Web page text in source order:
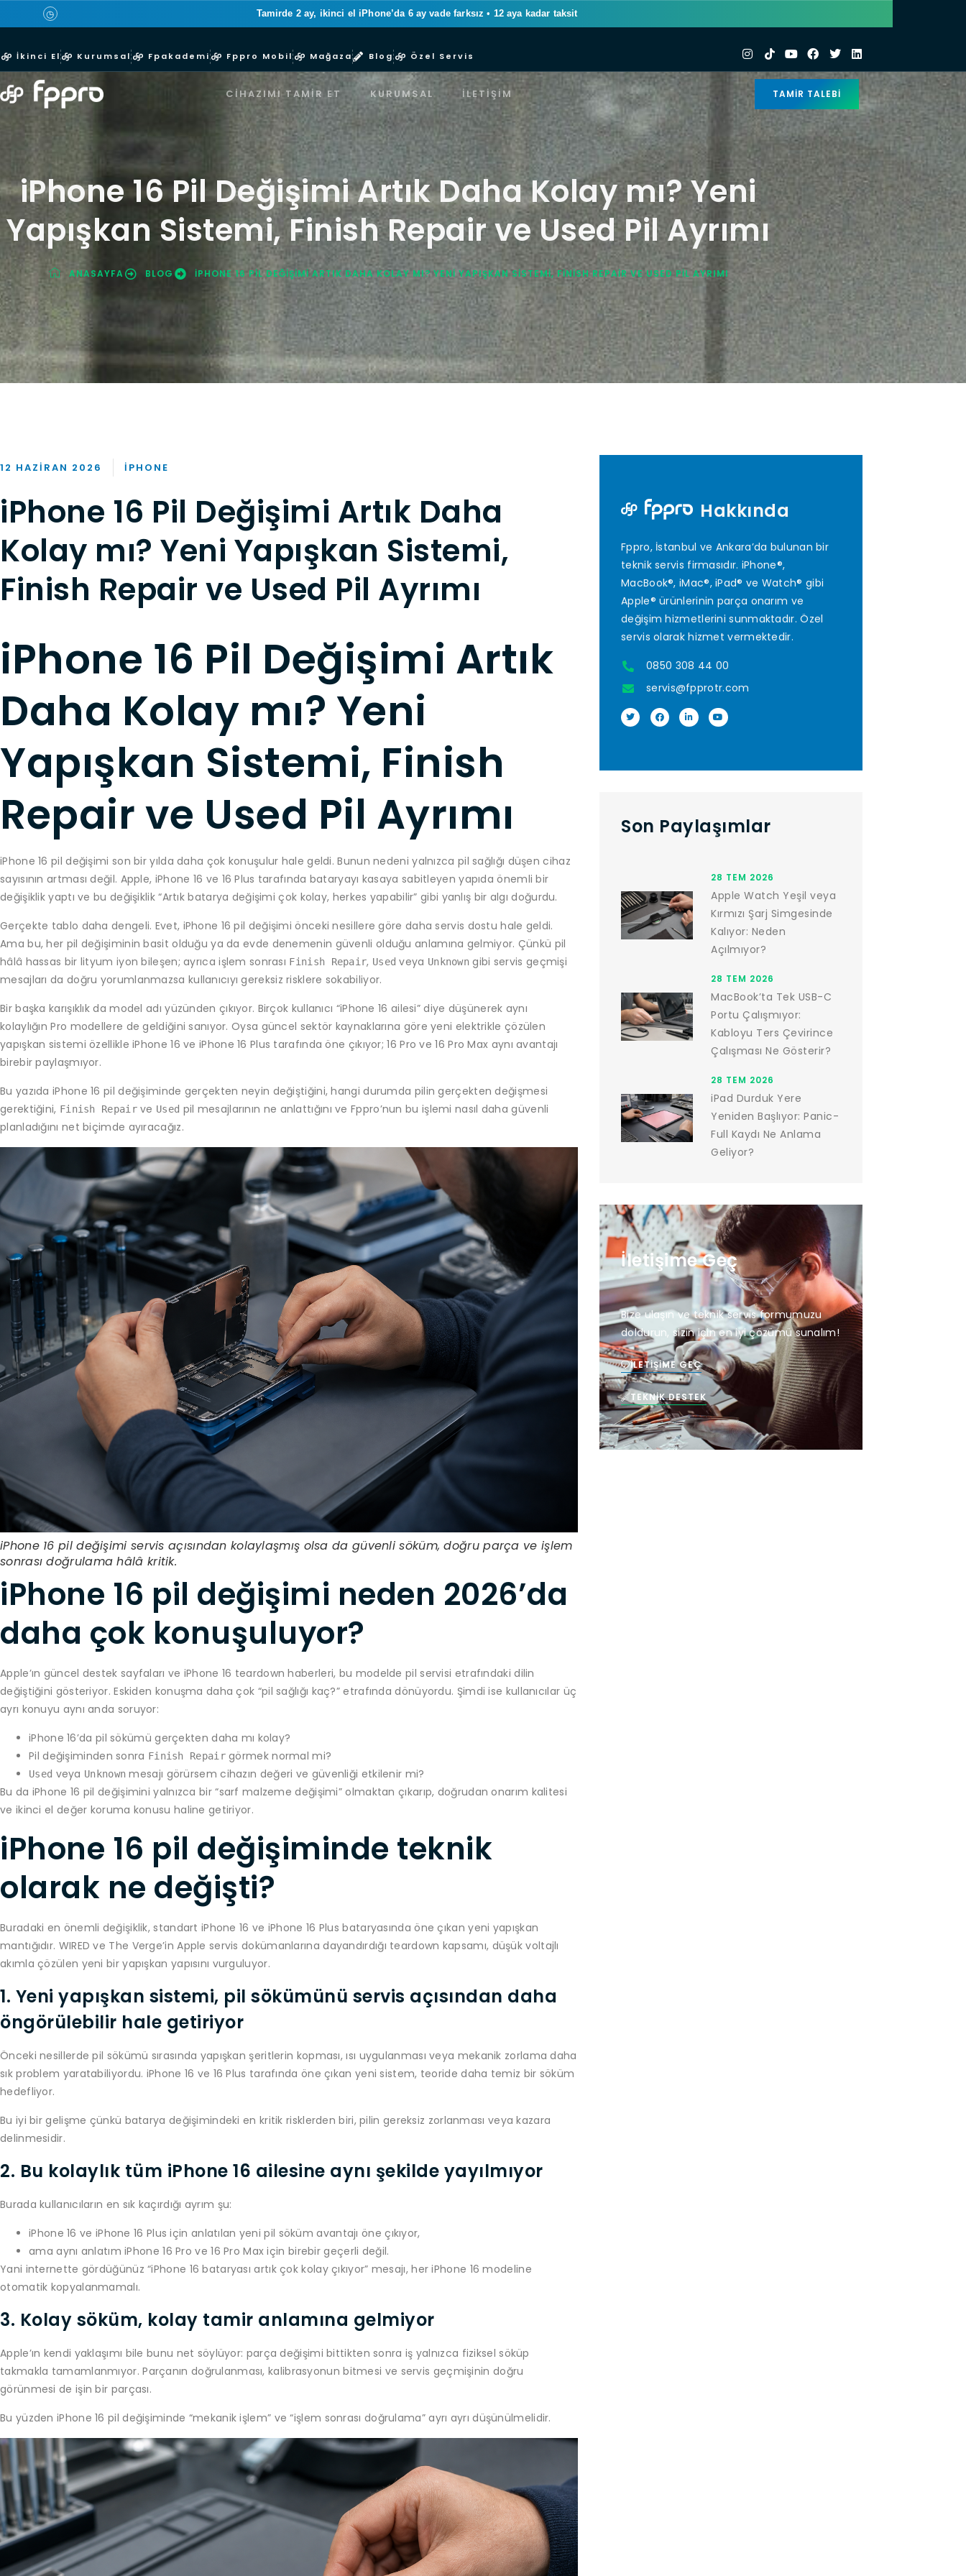
◷ Tamirde 2 ay, ikinci el iPhone’da 6 ay vade farksız • 12 aya kadar taksit
İkinci El Kurumsal Fpakademi Fppro Mobil Mağaza Blog Özel Servis
CIHAZIMI TAMIR ET KURUMSAL İLETIŞIM TAMIR TALEBI
iPhone 16 Pil Değişimi Artık Daha Kolay mı? Yeni
Yapışkan Sistemi, Finish Repair ve Used Pil Ayrımı
ANASAYFA BLOG IPHONE 16 PIL DEĞIŞIMI ARTIK DAHA KOLAY MI? YENI YAPIŞKAN SISTEMI, FINISH REPAIR VE USED PIL AYRIMI
12 HAZIRAN 2026 IPHONE
iPhone 16 Pil Değişimi Artık Daha
Kolay mı? Yeni Yapışkan Sistemi,
Finish Repair ve Used Pil Ayrımı
iPhone 16 Pil Değişimi Artık
Daha Kolay mı? Yeni
Yapışkan Sistemi, Finish
Repair ve Used Pil Ayrımı
iPhone 16 pil değişimi son bir yılda daha çok konuşulur hale geldi. Bunun nedeni yalnızca pil sağlığı düşen cihaz
sayısının artması değil. Apple, iPhone 16 ve 16 Plus tarafında bataryayı kasaya sabitleyen yapıda önemli bir
değişiklik yaptı ve bu değişiklik “Artık batarya değişimi çok kolay, herkes yapabilir” gibi yanlış bir algı doğurdu.
Gerçekte tablo daha dengeli. Evet, iPhone 16 pil değişimi önceki nesillere göre daha servis dostu hale geldi.
Ama bu, her pil değişiminin basit olduğu ya da evde denemenin güvenli olduğu anlamına gelmiyor. Çünkü pil
hâlâ hassas bir lityum iyon bileşen; ayrıca işlem sonrası Finish Repair, Used veya Unknown gibi servis geçmişi
mesajları da doğru yorumlanmazsa kullanıcıyı gereksiz risklere sokabiliyor.
Bir başka karışıklık da model adı yüzünden çıkıyor. Birçok kullanıcı “iPhone 16 ailesi” diye düşünerek aynı
kolaylığın Pro modellere de geldiğini sanıyor. Oysa güncel sektör kaynaklarına göre yeni elektrikle çözülen
yapışkan sistemi özellikle iPhone 16 ve iPhone 16 Plus tarafında öne çıkıyor; 16 Pro ve 16 Pro Max aynı avantajı
birebir paylaşmıyor.
Bu yazıda iPhone 16 pil değişiminde gerçekten neyin değiştiğini, hangi durumda pilin gerçekten değişmesi
gerektiğini, Finish Repairve Used pil mesajlarının ne anlattığını ve Fppro’nun bu işlemi nasıl daha güvenli
planladığını net biçimde ayıracağız.
iPhone 16 pil değişimi servis açısından kolaylaşmış olsa da güvenli söküm, doğru parça ve işlem
sonrası doğrulama hâlâ kritik.
iPhone 16 pil değişimi neden 2026’da
daha çok konuşuluyor?
Apple’ın güncel destek sayfaları ve iPhone 16 teardown haberleri, bu modelde pil servisi etrafındaki dilin
değiştiğini gösteriyor. Eskiden konuşma daha çok “pil sağlığı kaç?” etrafında dönüyordu. Şimdi ise kullanıcılar üç
ayrı konuyu aynı anda soruyor:
iPhone 16’da pil sökümü gerçekten daha mı kolay?
Pil değişiminden sonra Finish Repairgörmek normal mi?
Used veya Unknown mesajı görürsem cihazın değeri ve güvenliği etkilenir mi?
Bu da iPhone 16 pil değişimini yalnızca bir “sarf malzeme değişimi” olmaktan çıkarıp, doğrudan onarım kalitesi
ve ikinci el değer koruma konusu haline getiriyor.
iPhone 16 pil değişiminde teknik
olarak ne değişti?
Buradaki en önemli değişiklik, standart iPhone 16 ve iPhone 16 Plus bataryasında öne çıkan yeni yapışkan
mantığıdır. WIRED ve The Verge’in Apple servis dokümanlarına dayandırdığı teardown kapsamı, düşük voltajlı
akımla çözülen yeni bir yapışkan yapısını vurguluyor.
1. Yeni yapışkan sistemi, pil sökümünü servis açısından daha
öngörülebilir hale getiriyor
Önceki nesillerde pil sökümü sırasında yapışkan şeritlerin kopması, ısı uygulanması veya mekanik zorlama daha
sık problem yaratabiliyordu. iPhone 16 ve 16 Plus tarafında öne çıkan yeni sistem, teoride daha temiz bir söküm
hedefliyor.
Bu iyi bir gelişme çünkü batarya değişimindeki en kritik risklerden biri, pilin gereksiz zorlanması veya kazara
delinmesidir.
2. Bu kolaylık tüm iPhone 16 ailesine aynı şekilde yayılmıyor
Burada kullanıcıların en sık kaçırdığı ayrım şu:
iPhone 16 ve iPhone 16 Plus için anlatılan yeni pil söküm avantajı öne çıkıyor,
ama aynı anlatım iPhone 16 Pro ve 16 Pro Max için birebir geçerli değil.
Yani internette gördüğünüz “iPhone 16 bataryası artık çok kolay çıkıyor” mesajı, her iPhone 16 modeline
otomatik kopyalanmamalı.
3. Kolay söküm, kolay tamir anlamına gelmiyor
Apple’ın kendi yaklaşımı bile bunu net söylüyor: parça değişimi bittikten sonra iş yalnızca fiziksel söküp
takmakla tamamlanmıyor. Parçanın doğrulanması, kalibrasyonun bitmesi ve servis geçmişinin doğru
görünmesi de işin bir parçası.
Bu yüzden iPhone 16 pil değişiminde “mekanik işlem” ve “işlem sonrası doğrulama” ayrı ayrı düşünülmelidir.
Hakkında
Fppro, İstanbul ve Ankara’da bulunan bir
teknik servis firmasıdır. iPhone®,
MacBook®, iMac®, iPad® ve Watch® gibi
Apple® ürünlerinin parça onarım ve
değişim hizmetlerini sunmaktadır. Özel
servis olarak hizmet vermektedir.
0850 308 44 00
servis@fpprotr.com
Son Paylaşımlar
28 TEM 2026
Apple Watch Yeşil veya
Kırmızı Şarj Simgesinde
Kalıyor: Neden
Açılmıyor?
28 TEM 2026
MacBook’ta Tek USB-C
Portu Çalışmıyor:
Kabloyu Ters Çevirince
Çalışması Ne Gösterir?
28 TEM 2026
iPad Durduk Yere
Yeniden Başlıyor: Panic-
Full Kaydı Ne Anlama
Geliyor?
İletişime Geç
Bize ulaşın ve teknik servis formumuzu
doldurun, sizin için en iyi çözümü sunalım!
İLETIŞIME GEÇ
TEKNIK DESTEK